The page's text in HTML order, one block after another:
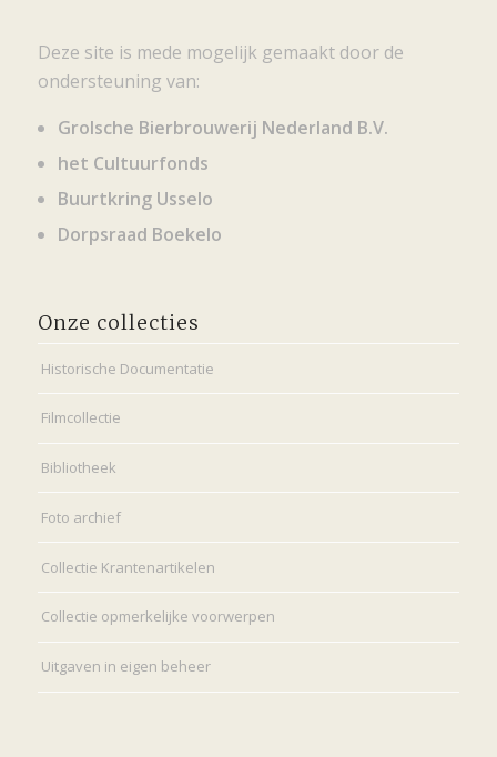
Deze site is mede mogelijk gemaakt door de
ondersteuning van:
Grolsche Bierbrouwerij Nederland B.V.
het Cultuurfonds
Buurtkring Usselo
Dorpsraad Boekelo
Onze collecties
Historische Documentatie
Filmcollectie
Bibliotheek
Foto archief
Collectie Krantenartikelen
Collectie opmerkelijke voorwerpen
Uitgaven in eigen beheer